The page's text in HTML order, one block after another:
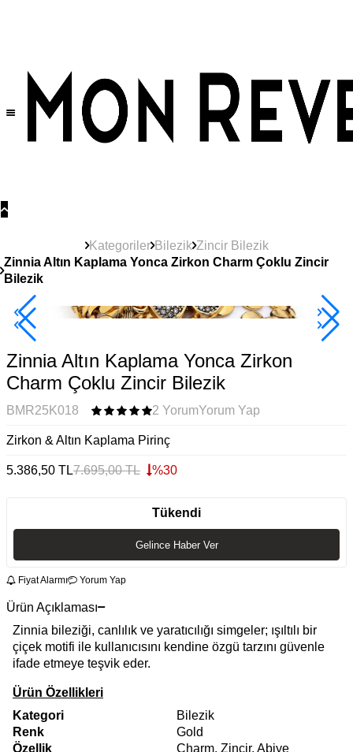
Kategoriler Bilezik Zincir Bilezik
Zinnia Altın Kaplama Yonca Zirkon Charm Çoklu Zincir
Bilezik
2+ Ürüne +%10
Zinnia Altın Kaplama Yonca Zirkon
Charm Çoklu Zincir Bilezik
BMR25K018 2 YorumYorum Yap
Zirkon & Altın Kaplama Pirinç
5.386,50 TL7.695,00TL %30
Tükendi
Gelince Haber Ver
Fiyat Alarmı Yorum Yap
Ürün Açıklaması
Zinnia bileziği, canlılık ve yaratıcılığı simgeler; ışıltılı bir
çiçek motifi ile kullanıcısını kendine özgü tarzını güvenle
ifade etmeye teşvik eder.
Ürün Özellikleri
Kategori
Bilezik
Renk
Gold
Özellik
Charm, Zincir, Abiye